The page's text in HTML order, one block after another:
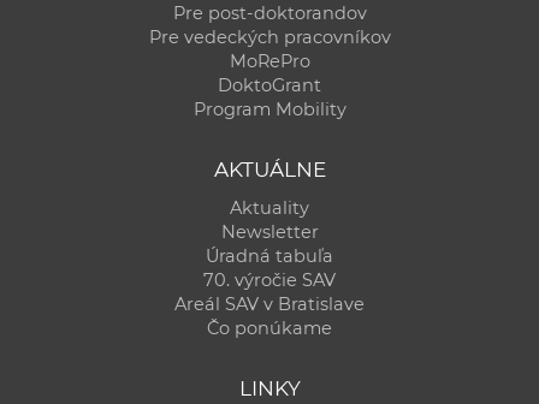
Pre post-doktorandov
Pre vedeckých pracovníkov
MoRePro
DoktoGrant
Program Mobility
AKTUÁLNE
Aktuality
Newsletter
Úradná tabuľa
70. výročie SAV
Areál SAV v Bratislave
Čo ponúkame
LINKY